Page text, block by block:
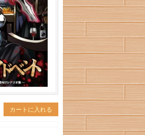
カートに入れる